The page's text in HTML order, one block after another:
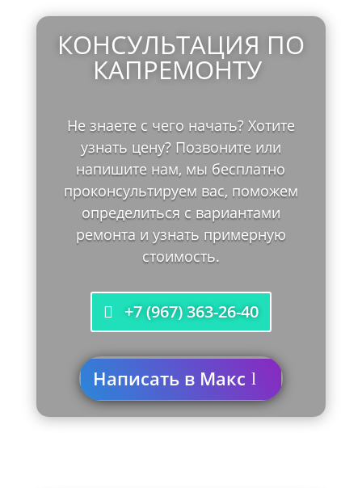
КОНСУЛЬТАЦИЯ ПО
КАПРЕМОНТУ
Не знаете с чего начать? Хотите
узнать цену? Позвоните или
напишите нам, мы бесплатно
проконсультируем вас, поможем
определиться с вариантами
ремонта и узнать примерную
стоимость.
+7 (967) 363-26-40
Написать в Макс